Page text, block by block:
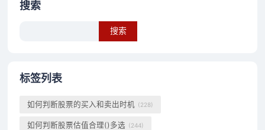
搜索
标签列表
如何判断股票的买入和卖出时机 (228)
如何判断股票估值合理()多选 (244)